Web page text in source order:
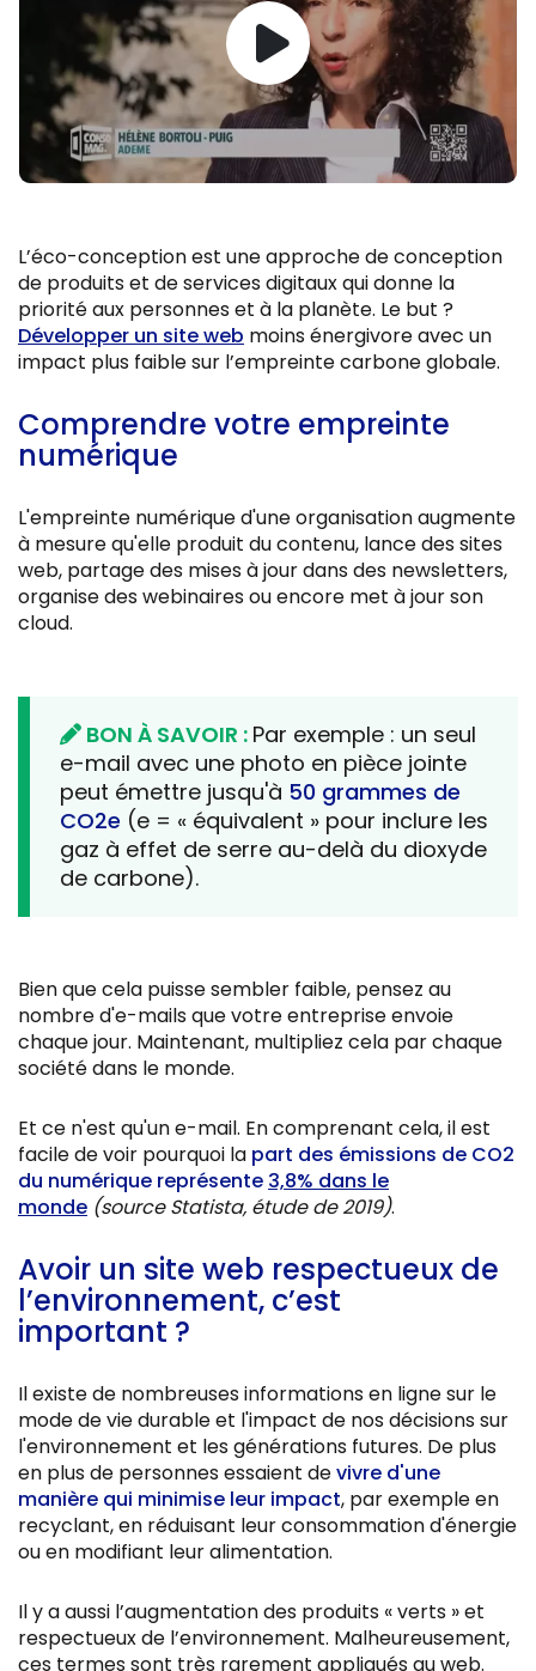
L’éco-conception est une approche de conception
de produits et de services digitaux qui donne la
priorité aux personnes et à la planète. Le but ?
Développer un site web moins énergivore avec un
impact plus faible sur l’empreinte carbone globale.
Comprendre votre empreinte
numérique
L'empreinte numérique d'une organisation augmente
à mesure qu'elle produit du contenu, lance des sites
web, partage des mises à jour dans des newsletters,
organise des webinaires ou encore met à jour son
cloud.
BON À SAVOIR : Par exemple : un seul
e-mail avec une photo en pièce jointe
peut émettre jusqu'à 50 grammes de
CO2e (e = « équivalent » pour inclure les
gaz à effet de serre au-delà du dioxyde
de carbone).
Bien que cela puisse sembler faible, pensez au
nombre d'e-mails que votre entreprise envoie
chaque jour. Maintenant, multipliez cela par chaque
société dans le monde.
Et ce n'est qu'un e-mail. En comprenant cela, il est
facile de voir pourquoi la part des émissions de CO2
du numérique représente 3,8% dans le
monde (source Statista, étude de 2019).
Avoir un site web respectueux de
l’environnement, c’est
important ?
Il existe de nombreuses informations en ligne sur le
mode de vie durable et l'impact de nos décisions sur
l'environnement et les générations futures. De plus
en plus de personnes essaient devivre d'une
manière qui minimise leur impact, par exemple en
recyclant, en réduisant leur consommation d'énergie
ou en modifiant leur alimentation.
Il y a aussi l’augmentation des produits « verts » et
respectueux de l’environnement. Malheureusement,
ces termes sont très rarement appliqués au web.